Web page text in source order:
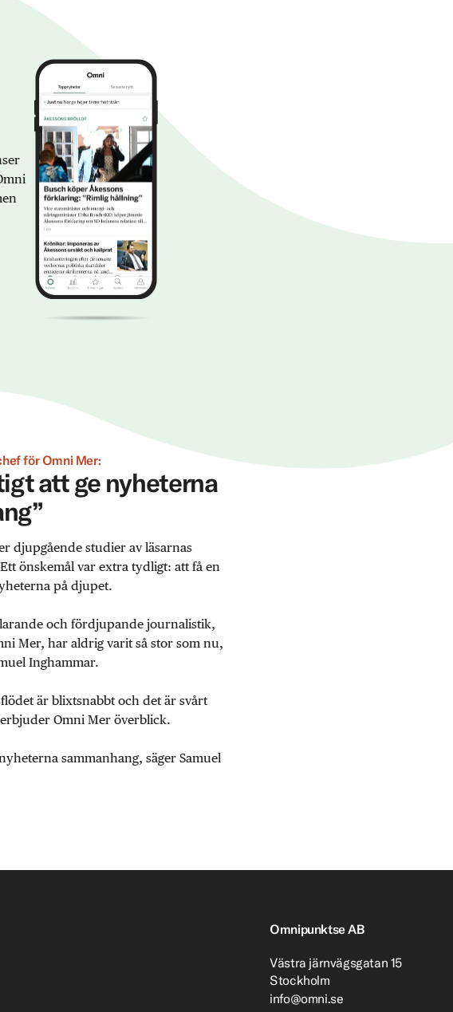
för Omni Mer:
att ge nyheterna
djupgående studier av läsarnas
önskemål var extra tydligt: att få en
på djupet.
och fördjupande journalistik,
Mer, har aldrig varit så stor som nu,
Inghammar.
är blixtsnabbt och det är svårt
Omni Mer överblick.
sammanhang, säger Samuel
Omnipunktse AB
Västra järnvägsgatan 15
Stockholm
info@omni.se